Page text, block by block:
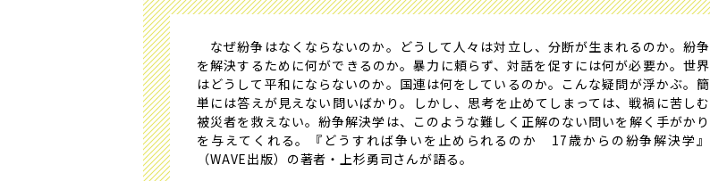
なぜ紛争はなくならないのか。どうして人々は対立し、分断が生まれるのか。紛争
を解決するために何ができるのか。暴力に頼らず、対話を促すには何が必要か。世界
はどうして平和にならないのか。国連は何をしているのか。こんな疑問が浮かぶ。簡
単には答えが見えない問いばかり。しかし、思考を止めてしまっては、戦禍に苦しむ
被災者を救えない。紛争解決学は、このような難しく正解のない問いを解く手がかり
を与えてくれる。『どうすれば争いを止められるのか 17歳からの紛争解決学』
（WAVE出版）の著者・上杉勇司さんが語る。